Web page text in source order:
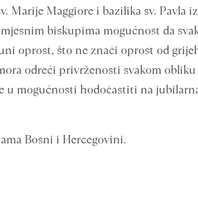
Marije Maggiore i bazilika sv.
biskupima mogućnost da
oprost, što ne znači oprost od
odreći privrženosti svakom
u mogućnosti hodočastiti na
Bosni i Hercegovini.